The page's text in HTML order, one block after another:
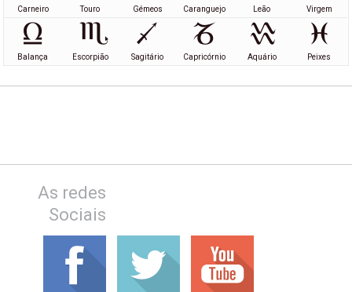
Carneiro Touro Gémeos Caranguejo Leão Virgem
Balança Escorpião Sagitário Capricórnio Aquário Peixes
As redes
Sociais